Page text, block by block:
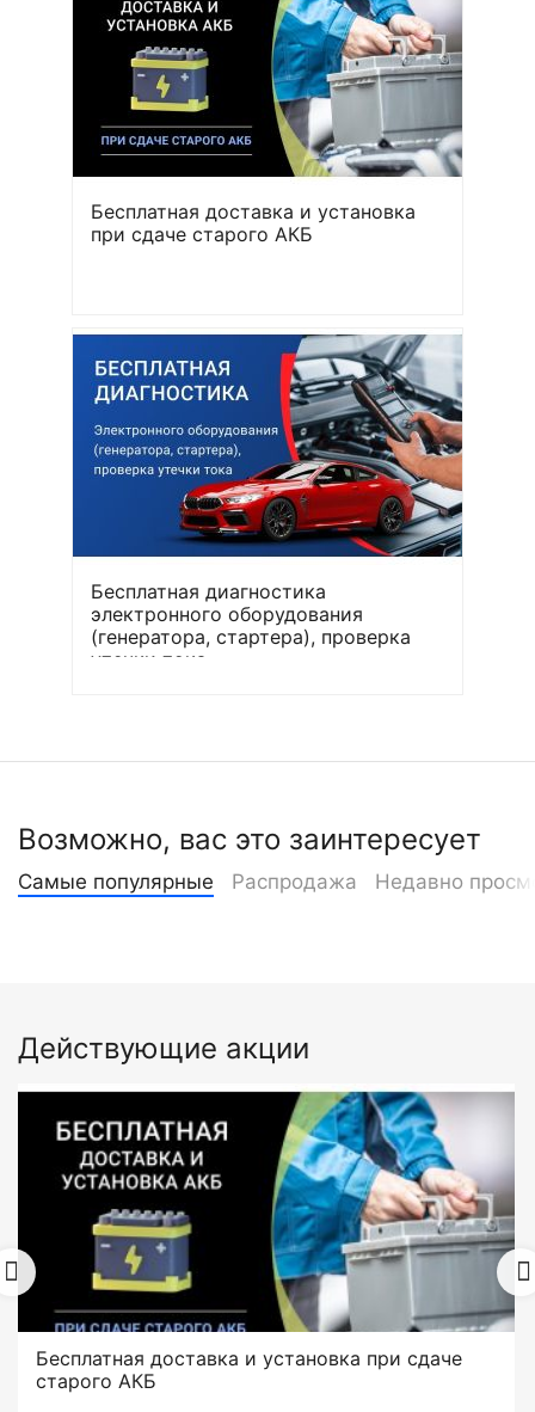
Бесплатная доставка и установка
при сдаче старого АКБ
Бесплатная диагностика
электронного оборудования
(генератора, стартера), проверка
утечки тока
Возможно, вас это заинтересует
Самые популярные Распродажа Недавно
Действующие акции
Бесплатная доставка и установка при сдаче
старого АКБ